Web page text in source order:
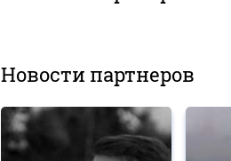
Новости партнеров